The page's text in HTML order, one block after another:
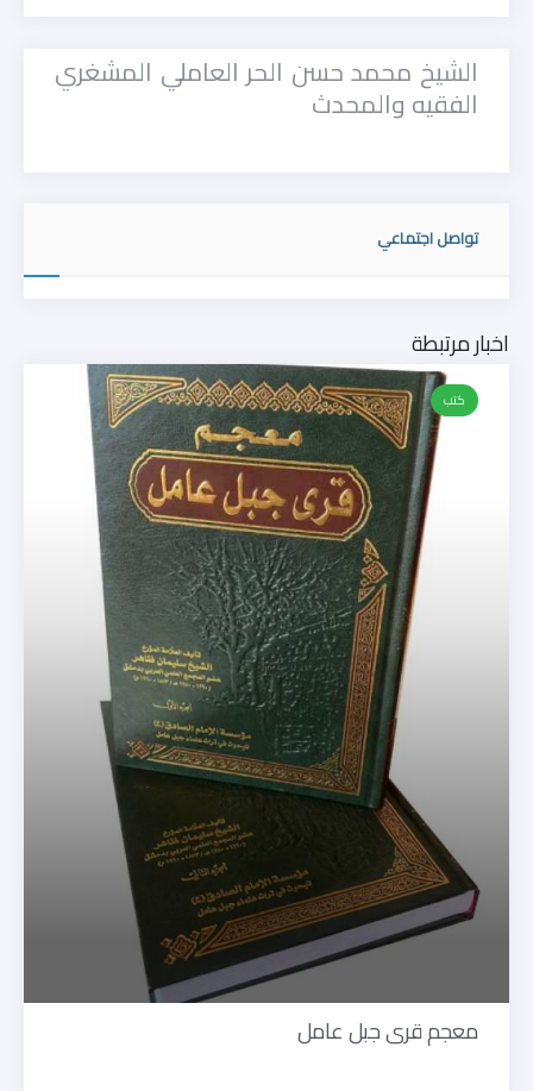
الشيخ محمد حسن الحر العاملي المشغري
الفقيه والمحدث
تواصل اجتماعي
اخبار مرتبطة
كتب
معجم قرى جبل عامل